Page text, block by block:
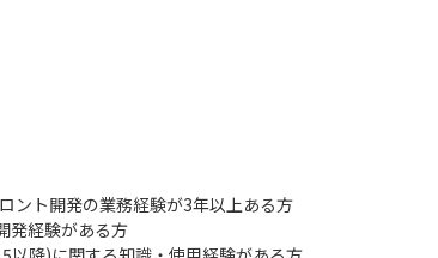
ント開発の業務経験が3年以上ある方
発経験がある方